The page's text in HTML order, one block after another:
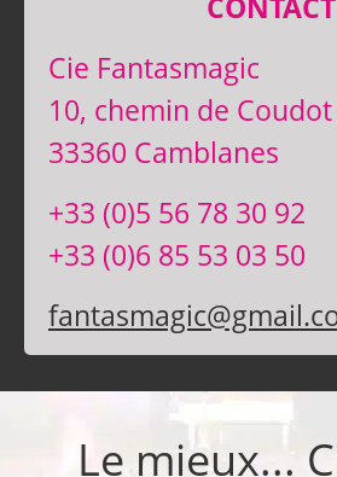
Cie Fantasmagic
10, chemin de Coudot
33360 Camblanes
+33 (0)5 56 78 30 92
+33 (0)6 85 53 03 50
Le mieux...